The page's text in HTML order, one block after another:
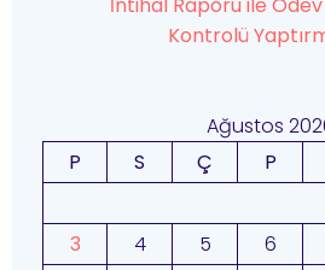
Kontrolü
Ağustos
P
S Ç P
3
4 5 6